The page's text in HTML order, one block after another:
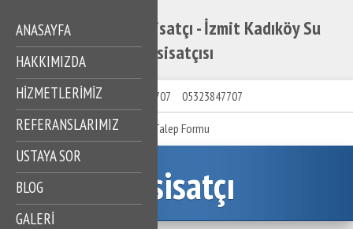
İzmit Kadıköy Tesisatçı - İzmit Kadıköy Su
Tesisatçısı
ANASAYFA
HAKKIMIZDA
HIZMETLERIMIZ
REFERANSLARIMIZ
USTAYA SOR
BLOG
GALERİ
05323847707 05323847707
Talep Formu
Tesisatçı